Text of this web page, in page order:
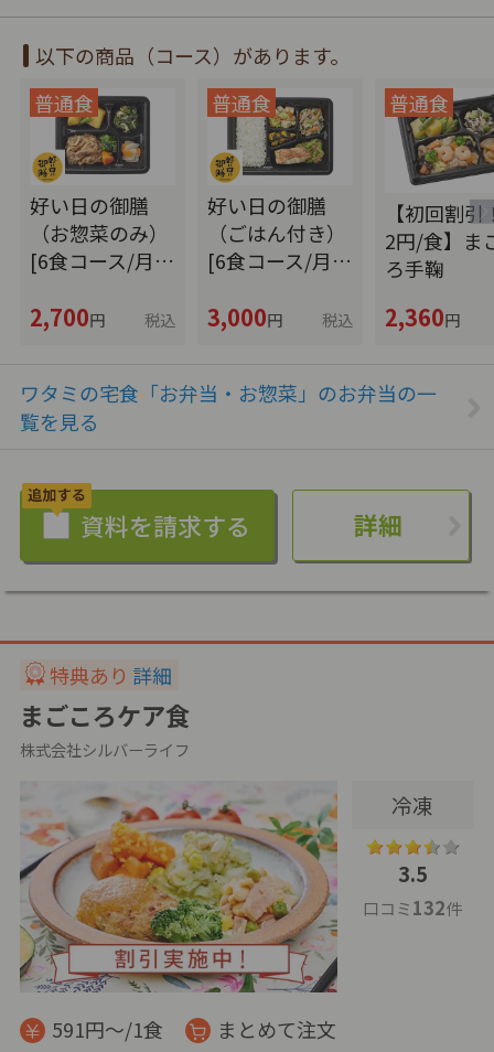
以下の商品（コース）があります。
好い日の御膳
（お惣菜のみ）
[6食コース/月…
2,700円 税込
好い日の御膳
（ごはん付き）
[6食コース/月…
3,000円 税込
【初回割引
2円/食】ま
ろ手鞠
2,360円
ワタミの宅食「お弁当・お惣菜」のお弁当の一
覧を見る
詳細
特典あり 詳細
まごころケア食
株式会社シルバーライフ
冷凍
3.5
口コミ132件
591円～/1食
まとめて注文